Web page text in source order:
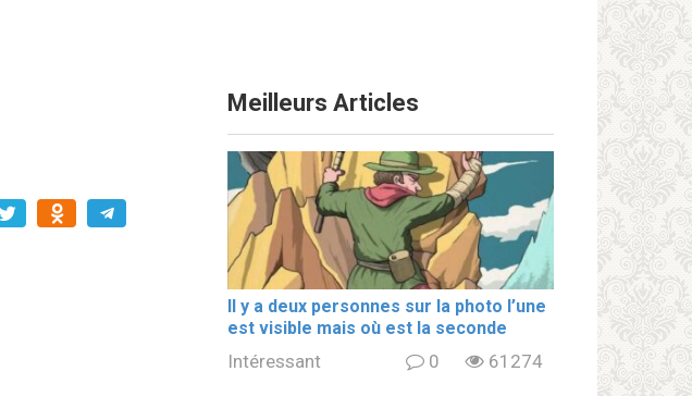
Meilleurs Articles
Il y a deux personnes sur la photo l’une
est visible mais où est la seconde
Intéressant 0 61274